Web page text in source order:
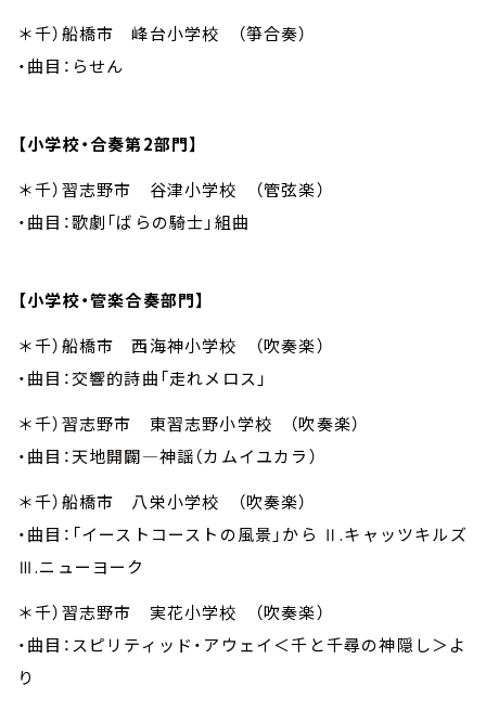
＊千）船橋市 峰台小学校 （箏合奏）
・曲目：らせん
【小学校・合奏第2部門】
＊千）習志野市 谷津小学校 （管弦楽）
・曲目：歌劇「ばらの騎士」組曲
【小学校・管楽合奏部門】
＊千）船橋市 西海神小学校 （吹奏楽）
・曲目：交響的詩曲「走れメロス」
＊千）習志野市 東習志野小学校 （吹奏楽）
・曲目：天地開闢―神謡（カムイユカラ）
＊千）船橋市 八栄小学校 （吹奏楽）
・曲目：「イーストコーストの風景」から Ⅱ.キャッツキルズ
Ⅲ.ニューヨーク
＊千）習志野市 実花小学校 （吹奏楽）
・曲目：スピリティッド・アウェイ＜千と千尋の神隠し＞よ
り